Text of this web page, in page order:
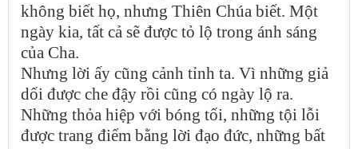
không biết họ, nhưng Thiên Chúa biết. Một
ngày kia, tất cả sẽ được tỏ lộ trong ánh sáng
của Cha.
Nhưng lời ấy cũng cảnh tỉnh ta. Vì những giả
dối được che đậy rồi cũng có ngày lộ ra.
Những thỏa hiệp với bóng tối, những tội lỗi
được trang điểm bằng lời đạo đức, những bất